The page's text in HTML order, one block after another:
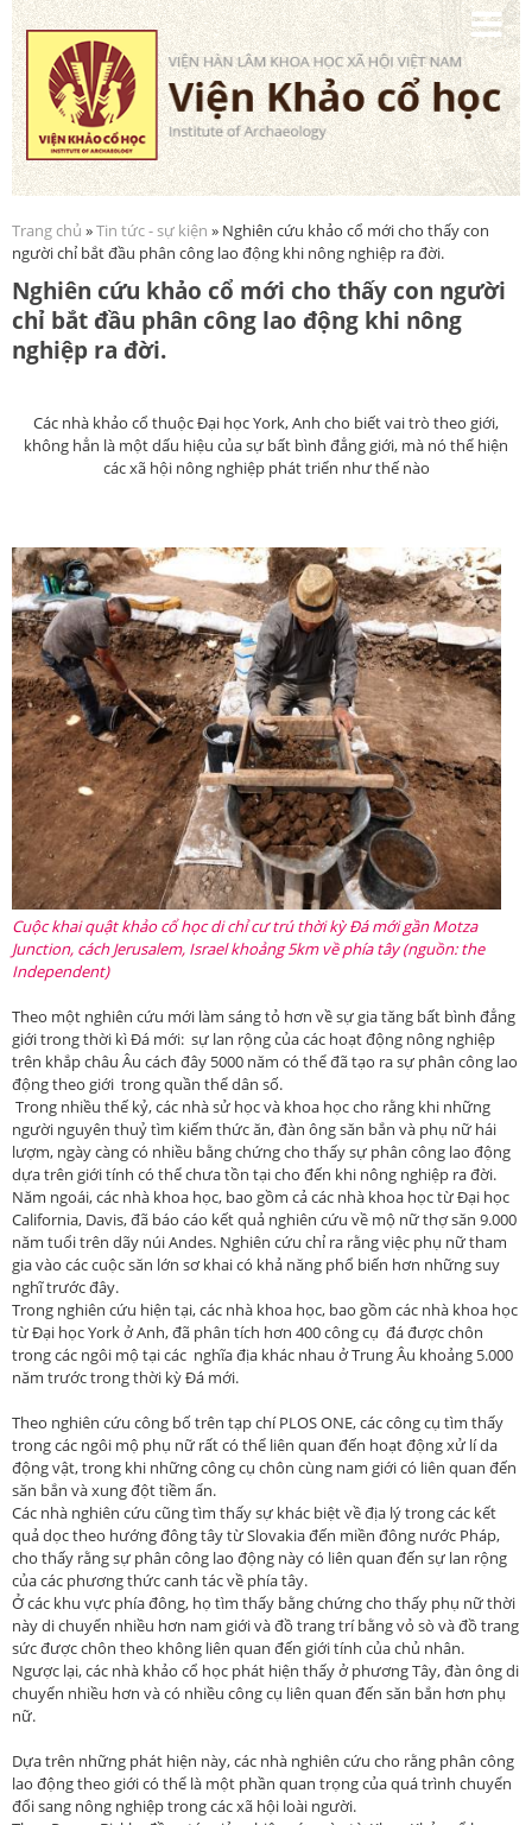
Nhảy
đến
nội
dung
Bạn đang ở đây
Trang chủ »Tin tức - sự kiện » Nghiên cứu khảo cổ mới cho thấy con
người chỉ bắt đầu phân công lao động khi nông nghiệp ra đời.
Nghiên cứu khảo cổ mới cho thấy con người
chỉ bắt đầu phân công lao động khi nông
nghiệp ra đời.
Các nhà khảo cổ thuộc Đại học York, Anh cho biết vai trò theo giới,
không hẳn là một dấu hiệu của sự bất bình đẳng giới, mà nó thể hiện
các xã hội nông nghiệp phát triển như thế nào
Cuộc khai quật khảo cổ học di chỉ cư trú thời kỳ Đá mới gần Motza
Junction, cách Jerusalem, Israel khoảng 5km về phía tây (nguồn: the
Independent)
Theo một nghiên cứu mới làm sáng tỏ hơn về sự gia tăng bất bình đẳng
giới trong thời kì Đá mới: sự lan rộng của các hoạt động nông nghiệp
trên khắp châu Âu cách đây 5000 năm có thể đã tạo ra sự phân công lao
động theo giới trong quần thể dân số.
Trong nhiều thế kỷ, các nhà sử học và khoa học cho rằng khi những
người nguyên thuỷ tìm kiếm thức ăn, đàn ông săn bắn và phụ nữ hái
lượm, ngày càng có nhiều bằng chứng cho thấy sự phân công lao động
dựa trên giới tính có thể chưa tồn tại cho đến khi nông nghiệp ra đời.
Năm ngoái, các nhà khoa học, bao gồm cả các nhà khoa học từ Đại học
California, Davis, đã báo cáo kết quả nghiên cứu về mộ nữ thợ săn 9.000
năm tuổi trên dãy núi Andes. Nghiên cứu chỉ ra rằng việc phụ nữ tham
gia vào các cuộc săn lớn sơ khai có khả năng phổ biến hơn những suy
nghĩ trước đây.
Trong nghiên cứu hiện tại, các nhà khoa học, bao gồm các nhà khoa học
từ Đại học York ở Anh, đã phân tích hơn 400 công cụ đá được chôn
trong các ngôi mộ tại các nghĩa địa khác nhau ở Trung Âu khoảng 5.000
năm trước trong thời kỳ Đá mới.
Theo nghiên cứu công bố trên tạp chí PLOS ONE, các công cụ tìm thấy
trong các ngôi mộ phụ nữ rất có thể liên quan đến hoạt động xử lí da
động vật, trong khi những công cụ chôn cùng nam giới có liên quan đến
săn bắn và xung đột tiềm ẩn.
Các nhà nghiên cứu cũng tìm thấy sự khác biệt về địa lý trong các kết
quả dọc theo hướng đông tây từ Slovakia đến miền đông nước Pháp,
cho thấy rằng sự phân công lao động này có liên quan đến sự lan rộng
của các phương thức canh tác về phía tây.
Ở các khu vực phía đông, họ tìm thấy bằng chứng cho thấy phụ nữ thời
này di chuyển nhiều hơn nam giới và đồ trang trí bằng vỏ sò và đồ trang
sức được chôn theo không liên quan đến giới tính của chủ nhân.
Ngược lại, các nhà khảo cổ học phát hiện thấy ở phương Tây, đàn ông di
chuyển nhiều hơn và có nhiều công cụ liên quan đến săn bắn hơn phụ
nữ.
Dựa trên những phát hiện này, các nhà nghiên cứu cho rằng phân công
lao động theo giới có thể là một phần quan trọng của quá trình chuyển
đổi sang nông nghiệp trong các xã hội loài người.